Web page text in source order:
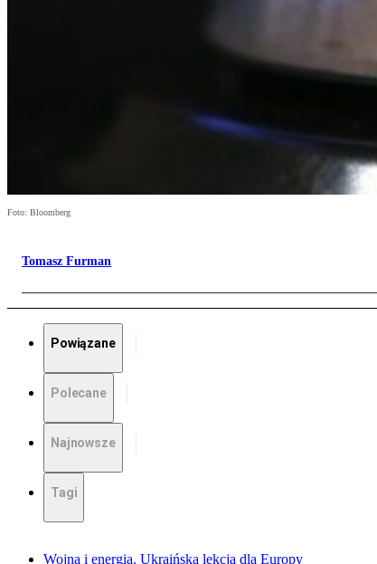
Foto: Bloomberg
Tomasz Furman
Powiązane
Polecane
Najnowsze
Tagi
Wojna i energia. Ukraińska lekcja dla Europy